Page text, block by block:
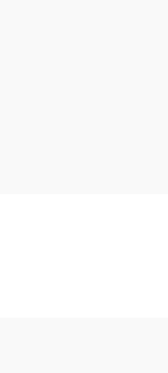
présente
pierres
peuvent